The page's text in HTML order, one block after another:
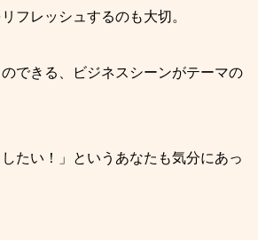
フレッシュするのも大切。
できる、
ビジネスシーンがテーマの
たい！」というあなたも気分にあっ